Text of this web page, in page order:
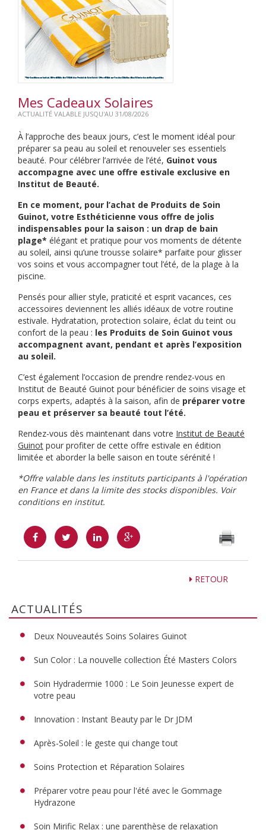
Mes Cadeaux Solaires
ACTUALITÉ VALABLE JUSQU'AU 31/08/2026
À l’approche des beaux jours, c’est le moment idéal pour
préparer sa peau au soleil et renouveler ses essentiels
beauté. Pour célébrer l’arrivée de l’été, Guinot vous
accompagne avec une offre estivale exclusive en
Institut de Beauté.
En ce moment, pour l’achat de Produits de Soin
Guinot, votre Esthéticienne vous offre de jolis
indispensables pour la saison : un drap de bain
plage* élégant et pratique pour vos moments de détente
au soleil, ainsi qu’une trousse solaire* parfaite pour glisser
vos soins et vous accompagner tout l’été, de la plage à la
piscine.
Pensés pour allier style, praticité et esprit vacances, ces
accessoires deviennent les alliés idéaux de votre routine
estivale. Hydratation, protection solaire, éclat du teint ou
confort de la peau : les Produits de Soin Guinot vous
accompagnent avant, pendant et après l’exposition
au soleil.
C’est également l’occasion de prendre rendez-vous en
Institut de Beauté Guinot pour bénéficier de soins visage et
corps experts, adaptés à la saison, afin de préparer votre
peau et préserver sa beauté tout l’été.
Rendez-vous dès maintenant dans votre Institut de Beauté
Guinot pour profiter de cette offre estivale en édition
limitée et aborder la belle saison en toute sérénité !
*Offre valable dans les instituts participants à l'opération
en France et dans la limite des stocks disponibles. Voir
conditions en institut.
RETOUR
ACTUALITÉS
Deux Nouveautés Soins Solaires Guinot
Sun Color : La nouvelle collection Été Masters Colors
Soin Hydradermie 1000 : Le Soin Jeunesse expert de
votre peau
Innovation : Instant Beauty par le Dr JDM
Après-Soleil : le geste qui change tout
Soins Protection et Réparation Solaires
Préparer votre peau pour l'été avec le Gommage
Hydrazone
Soin Mirific Relax : une parenthèse de relaxation